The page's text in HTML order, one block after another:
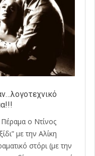
ο Ντίνος
με την Αλίκη
στόρι (με την